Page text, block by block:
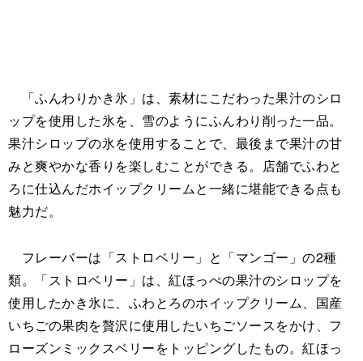
「ふんわりかき氷」は、素材にこだわった果汁のシロ
ップを使用した氷を、雪のようにふんわり削った一品。
果汁シロップの氷を使用することで、最後まで果汁の甘
みと爽やかな香りを楽しむことができる。店舗でふわと
ろに仕込んだホイップクリームと一緒に堪能できる点も
魅力だ。
フレーバーは「ストロベリー」と「マンゴー」の2種
類。「ストロベリー」は、紅ほっぺの果汁のシロップを
使用したかき氷に、ふわとろのホイップクリーム、国産
いちごの果肉を贅沢に使用したいちごソースをかけ、フ
ローズンミックスベリーをトッピングしたもの。紅ほっ